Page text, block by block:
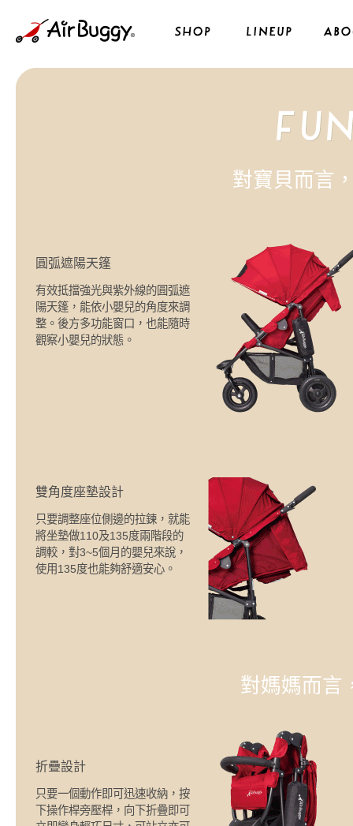
對寶貝而言
圓弧遮陽天篷
有效抵擋強光與紫外線的圓弧遮
陽天篷，能依小嬰兒的角度來調
整。後方多功能窗口，也能隨時
觀察小嬰兒的狀態。
雙角度座墊設計
只要調整座位側邊的拉鍊，就能
將坐墊做110及135度兩階段的
調較，對3~5個月的嬰兒來說，
使用135度也能夠舒適安心。
對媽媽而言
折疊設計
只要一個動作即可迅速收納，按
下操作桿旁壓桿，向下折疊即可